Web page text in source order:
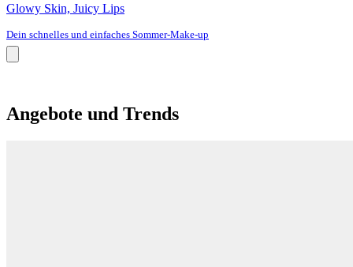
Glowy Skin, Juicy Lips
Dein schnelles und einfaches Sommer-Make-up
Angebote und Trends